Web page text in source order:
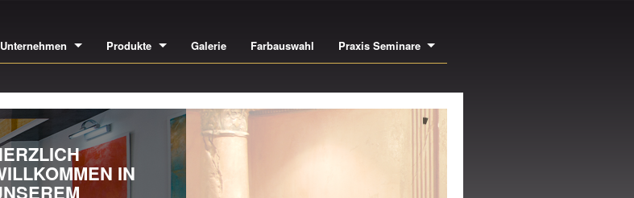
Unternehmen Produkte Galerie Farbauswahl Praxis Seminare
INNEN- UND